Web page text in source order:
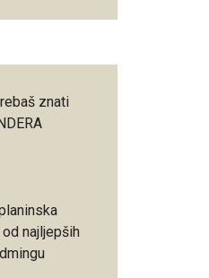
znati
najljepših